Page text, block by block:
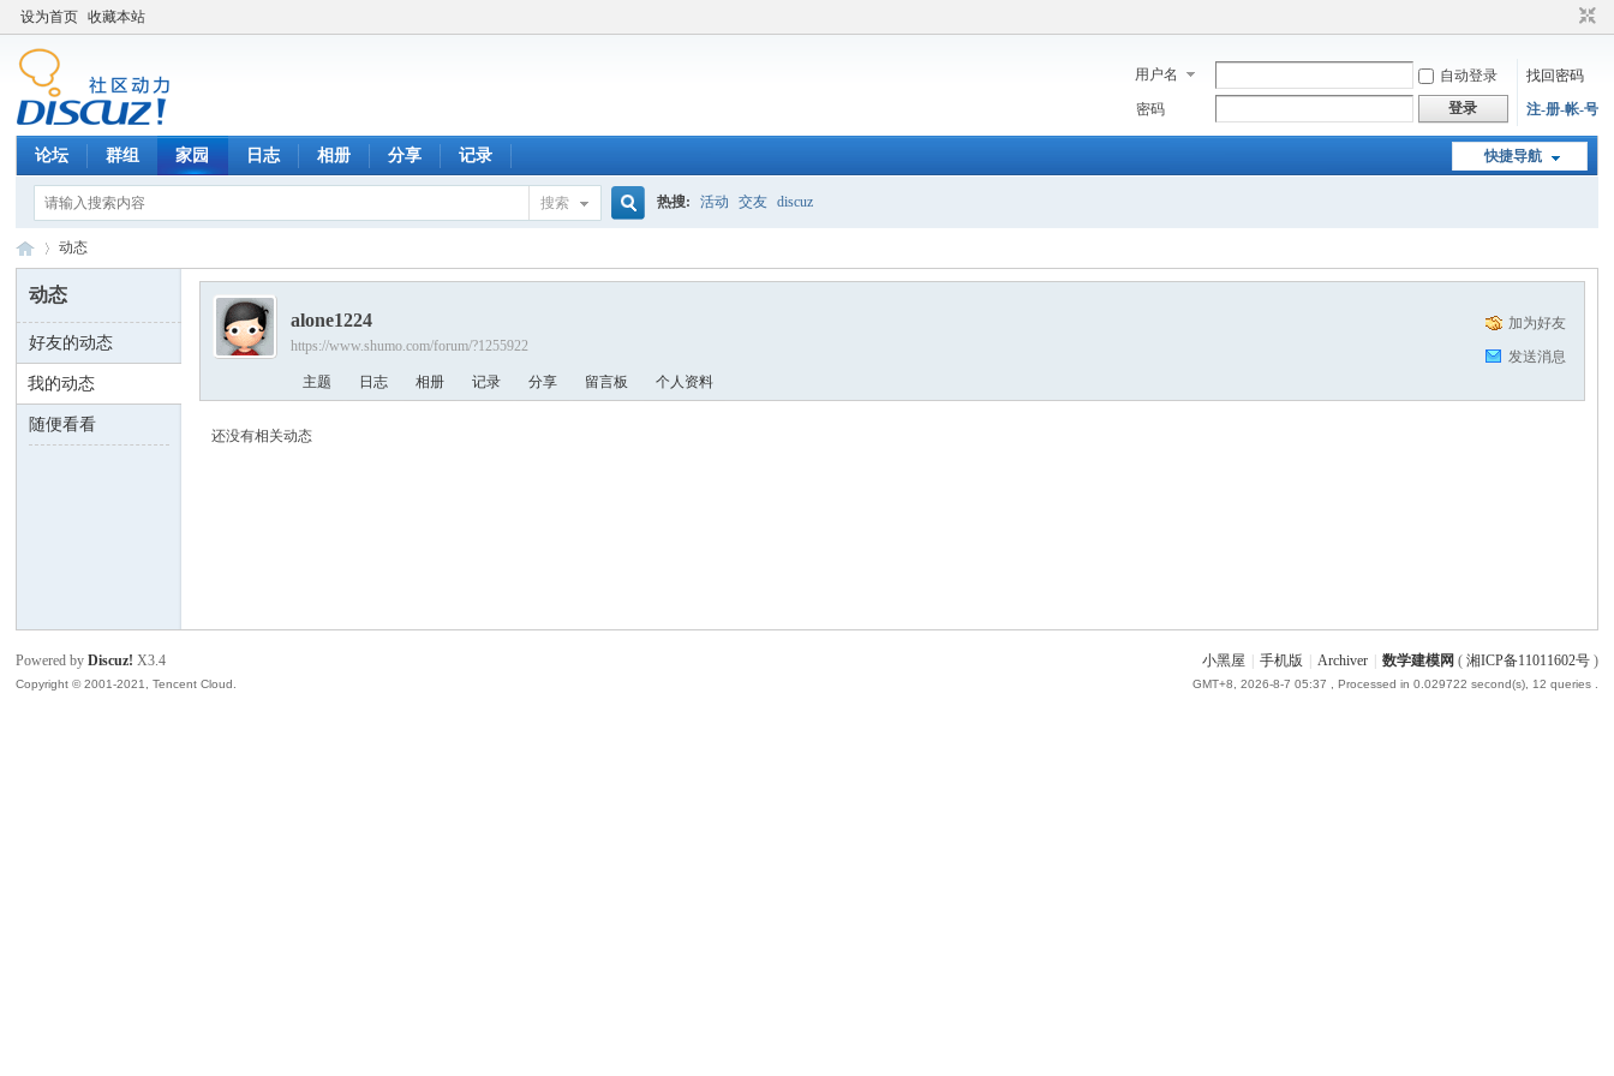
设为首页 收藏本站
用户名 自动登录
找回密码
密码
登录 注-册-帐-号
快捷导航
论坛 群组 家园 日志 相册 分享 记录
搜索 热搜: 活动 交友 discuz
数 ›
动态
动态
好友的动态
我的动态
随便看看
加为好友
发送消息
alone1224
https://www.shumo.com/forum/?1255922
主题 日志 相册 记录 分享 留言板 个人资料
还没有相关动态
小黑屋 手机版 Archiver 数学建模网 ( 湘ICP备11011602号)
GMT+8, 2026-8-7 05:37 , Processed in 0.029722 second(s), 12 queries .
Powered byDiscuz! X3.4
Copyright © 2001-2021, Tencent Cloud.